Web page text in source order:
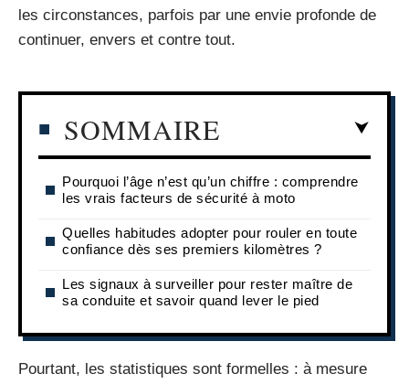
les circonstances, parfois par une envie profonde de
continuer, envers et contre tout.
SOMMAIRE
Pourquoi l’âge n’est qu’un chiffre : comprendre
les vrais facteurs de sécurité à moto
Quelles habitudes adopter pour rouler en toute
confiance dès ses premiers kilomètres ?
Les signaux à surveiller pour rester maître de
sa conduite et savoir quand lever le pied
Pourtant, les statistiques sont formelles : à mesure